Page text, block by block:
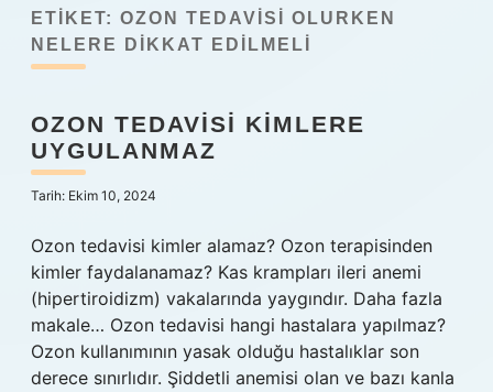
Yasal Uyarı
ETIKET: OZON TEDAVISI OLURKEN
NELERE DIKKAT EDILMELI
OZON TEDAVISI KIMLERE
UYGULANMAZ
Tarih: Ekim 10, 2024
Ozon tedavisi kimler alamaz? Ozon terapisinden
kimler faydalanamaz? Kas krampları ileri anemi
(hipertiroidizm) vakalarında yaygındır. Daha fazla
makale… Ozon tedavisi hangi hastalara yapılmaz?
Ozon kullanımının yasak olduğu hastalıklar son
derece sınırlıdır. Şiddetli anemisi olan ve bazı kanla